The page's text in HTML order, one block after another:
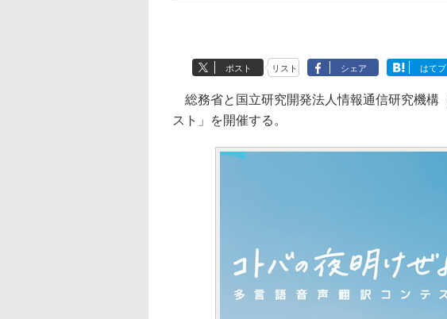
ポスト リスト シェア はてブ
総務省と国立研究開発法人情報通信研究機構
スト」を開催する。